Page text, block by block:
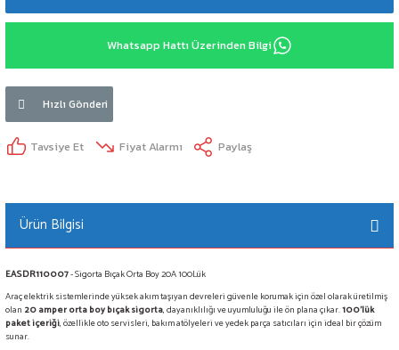
Whatsapp Hattı Üzerinden Bilgi
Hızlı Gönderi
Tavsiye Et Fiyat Alarmı Paylaş
Ürün Bilgisi
EASDR110007- Sigorta Bıçak Orta Boy 20A 100Lük
Araç elektrik sistemlerinde yüksek akım taşıyan devreleri güvenle korumak için özel olarak üretilmiş
olan 20 amper orta boy bıçak sigorta, dayanıklılığı ve uyumluluğu ile ön plana çıkar.100’lük
paket içeriği, özellikle oto servisleri, bakım atölyeleri ve yedek parça satıcıları için ideal bir çözüm
sunar.